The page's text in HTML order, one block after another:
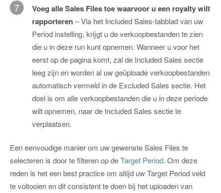
7
Voeg alle Sales Files toe waarvoor u een royalty wilt
rapporteren– Via het Included Sales-tabblad van uw
Period instelling, krijgt u de verkoopbestanden te zien
die u in deze run kunt opnemen. Wanneer u voor het
eerst op de pagina komt, zal de Included Sales sectie
leeg zijn en worden al uw geüploade verkoopbestanden
automatisch vermeld in de Excluded Sales sectie. Het
doel is om alle verkoopbestanden die u in deze periode
wilt opnemen, naar de Included Sales sectie te
verplaatsen.
Een eenvoudige manier om uw gewenste Sales Files te
selecteren is door te filteren op deTarget Period. Om deze
reden is het een best practice om altijd uw Target Period veld
te voltooien en dit consistent te doen bij het uploaden van